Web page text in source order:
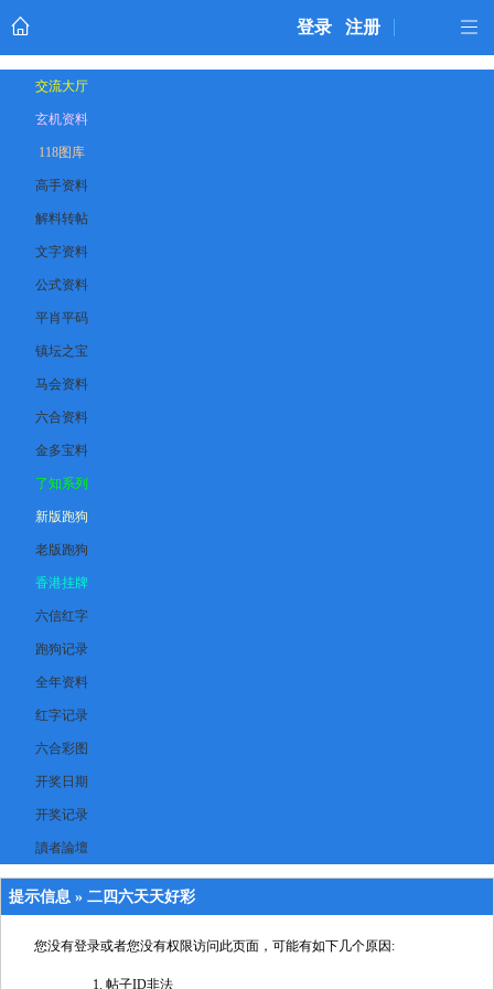
登录 注册
交流大厅
玄机资料
118图库
高手资料
解料转帖
文字资料
公式资料
平肖平码
镇坛之宝
马会资料
六合资料
金多宝料
了知系列
新版跑狗
老版跑狗
香港挂牌
六信红字
跑狗记录
全年资料
红字记录
六合彩图
开奖日期
开奖记录
讀者論壇
提示信息 » 二四六天天好彩
您没有登录或者您没有权限访问此页面，可能有如下几个原因:
帖子ID非法